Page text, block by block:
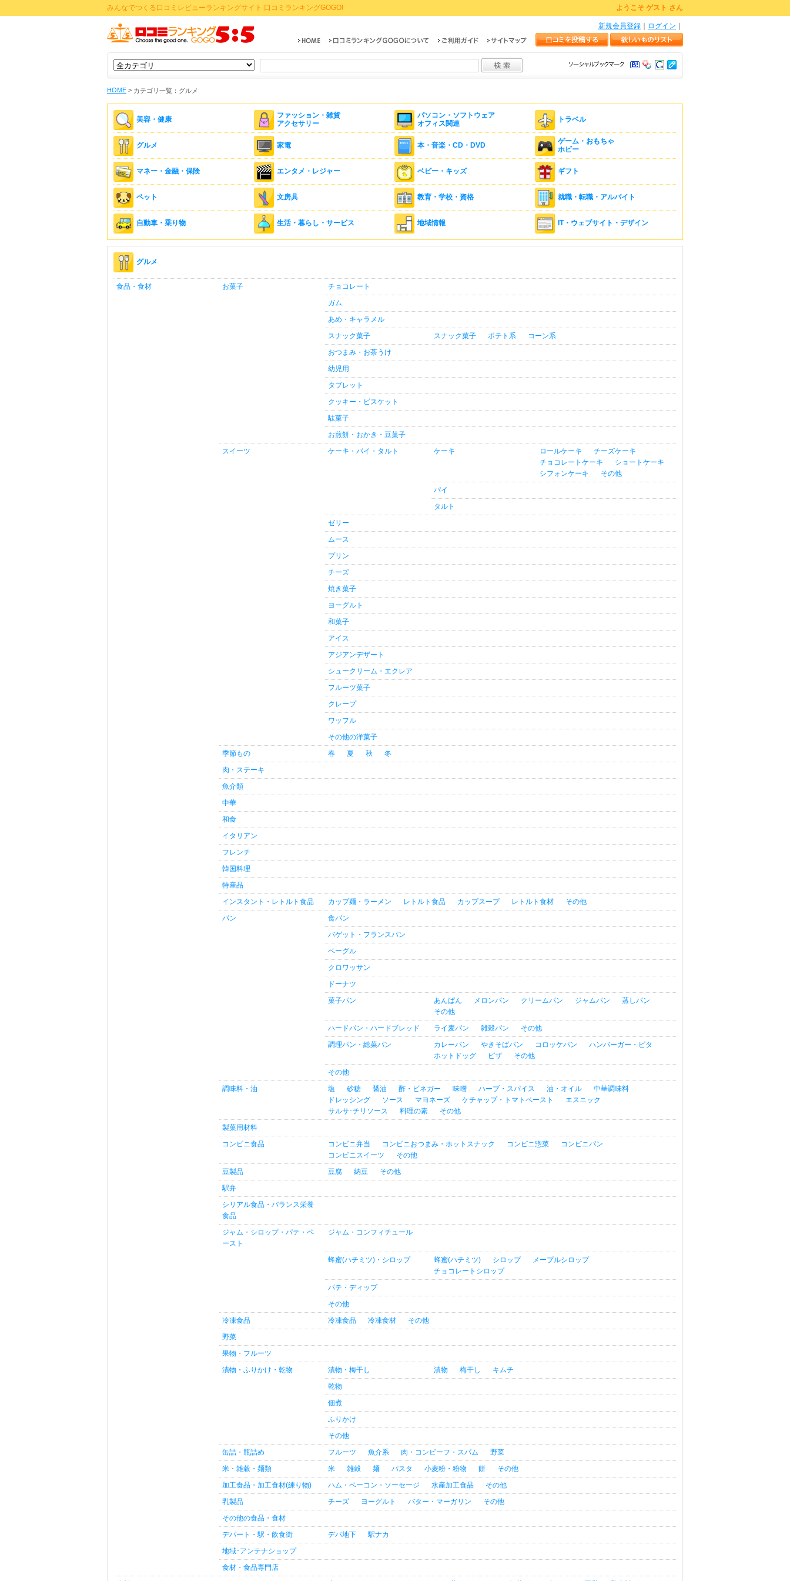
みんなでつくる口コミレビューランキングサイト 口コミランキングGOGO! ようこそ ゲスト さん
ログイン
新規会員登録
HOME > カテゴリ一覧：グルメ
美容・健康
ファッション・雑貨
アクセサリー
パソコン・ソフトウェア
オフィス関連
トラベル
グルメ 家電 本・音楽・CD・DVD
ゲーム・おもちゃ
ホビー
マネー・金融・保険 エンタメ・レジャー ベビー・キッズ ギフト
ペット 文房具 教育・学校・資格 就職・転職・アルバイト
自動車・乗り物 生活・暮らし・サービス 地域情報 IT・ウェブサイト・デザイン
グルメ
食品・食材 お菓子
チョコレート
ガム
あめ・キャラメル
スナック菓子
スナック菓子 ポテト系
コーン系
おつまみ・お茶うけ
幼児用
タブレット
クッキー・ビスケット
駄菓子
お煎餅・おかき・豆菓子
スイーツ
ケーキ・パイ・タルト ケーキ ロールケーキ
チーズケーキ
チョコレートケーキ
ショートケーキ
シフォンケーキ
その他
パイ
タルト
ゼリー
ムース
プリン
チーズ
焼き菓子
ヨーグルト
和菓子
アイス
アジアンデザート
シュークリーム・エクレア
フルーツ菓子
クレープ
ワッフル
その他の洋菓子
季節もの
春 夏 秋
冬
肉・ステーキ
魚介類
中華
和食
イタリアン
フレンチ
韓国料理
特産品
インスタント・レトルト食品
カップ麺・ラーメン レトルト食品 カップスープ レトルト食材
その他
パン
食パン
バゲット・フランスパン
ベーグル
クロワッサン
ドーナツ
菓子パン
あんぱん メロンパン クリームパン ジャムパン
蒸しパン
その他
ハードパン・ハードブレッド
ライ麦パン 雑穀パン
その他
調理パン・総菜パン
カレーパン やきそばパン コロッケパン
ハンバーガー・ピタ
ホットドッグ
ピザ
その他
その他
調味料・油
塩 砂糖 醤油 酢・ビネガー 味噌 ハーブ・スパイス 油・オイル
中華調味料
ドレッシング
ソース マヨネーズ ケチャップ・トマトペースト
エスニック
サルサ･チリソース
料理の素
その他
製菓用材料
コンビニ食品
コンビニ弁当 コンビニおつまみ・ホットスナック コンビニ惣菜
コンビニパン
コンビニスイーツ
その他
豆製品
豆腐 納豆
その他
駅弁
シリアル食品・バランス栄養
食品
ジャム・シロップ・パテ・ペ
ースト
ジャム・コンフィチュール
蜂蜜(ハチミツ)・シロップ 蜂蜜(ハチミツ) シロップ
メープルシロップ
チョコレートシロップ
パテ・ディップ
その他
冷凍食品
冷凍食品 冷凍食材
その他
野菜
果物・フルーツ
漬物・ふりかけ・乾物
漬物・梅干し 漬物 梅干し
キムチ
乾物
佃煮
ふりかけ
その他
缶詰・瓶詰め
フルーツ 魚介系 肉・コンビーフ・スパム
野菜
米・雑穀・麺類
米 雑穀 麺 パスタ 小麦粉・粉物 餅
その他
加工食品・加工食材(練り物)
ハム・ベーコン・ソーセージ 水産加工食品
その他
乳製品
チーズ ヨーグルト バター・マーガリン
その他
その他の食品・食材
デパート・駅・飲食街
デパ地下
駅ナカ
地域･アンテナショップ
食材・食品専門店